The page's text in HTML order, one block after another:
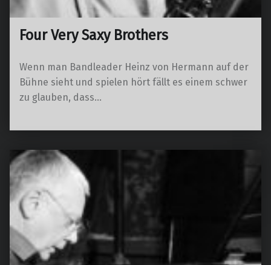
Four Very Saxy Brothers
Wenn man Bandleader Heinz von Hermann auf der
Bühne sieht und spielen hört fällt es einem schwer
zu glauben, dass…